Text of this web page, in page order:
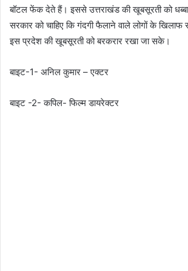
बॉटल फेंक देते हैं। इससे उत्तराखंड की खूबसूरती को
सरकार को चाहिए कि गंदगी फैलाने वाले लोगों के खिलाफ
इस प्रदेश की खूबसूरती को बरकरार रखा जा सके।
बाइट-1- अनिल कुमार – एक्टर
बाइट -2- कपिल- फिल्म डायरेक्टर